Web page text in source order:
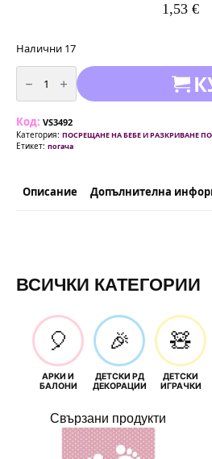
1,53 €
Налични 17
количество
за
балони
Моята
Погача
-
30
бр
Код: VS3492
Категория: ПОСРЕЩАНЕ НА БЕБЕ И РАЗКРИВАНЕ
Етикет: погача
Описание Допълнителна
ВСИЧКИ КАТЕГОРИИ
🎈
АРКИ И
БАЛОНИ
🎉
ДЕТСКИ РД
ДЕКОРАЦИИ
🧸
ДЕТСКИ
ИГРАЧКИ
Свързани продукти